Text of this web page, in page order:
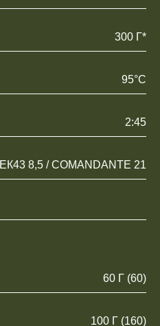
300 Г*
95°C
2:45
ЕК43 8,5 / COMANDANTE 21
60 Г (60)
100 Г (160)